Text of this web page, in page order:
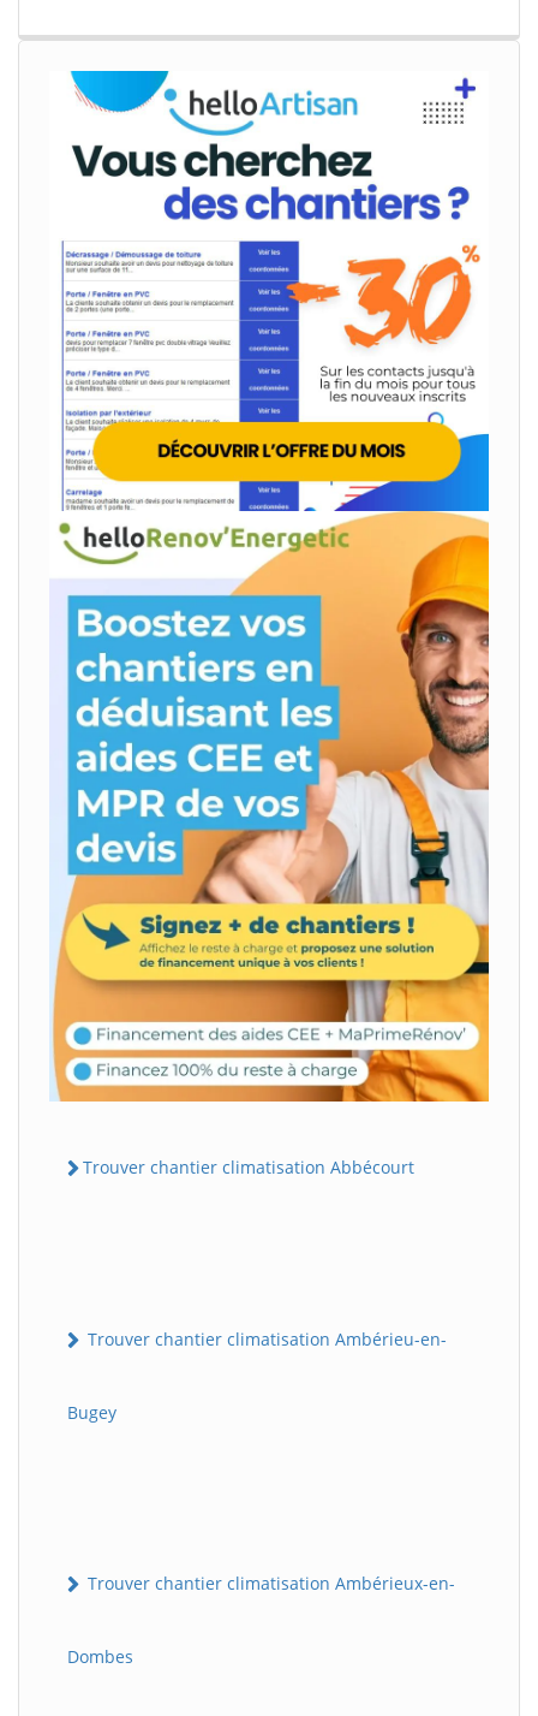
Trouver chantier climatisation Abbécourt
Trouver chantier climatisation Ambérieu-en-
Bugey
Trouver chantier climatisation Ambérieux-en-
Dombes